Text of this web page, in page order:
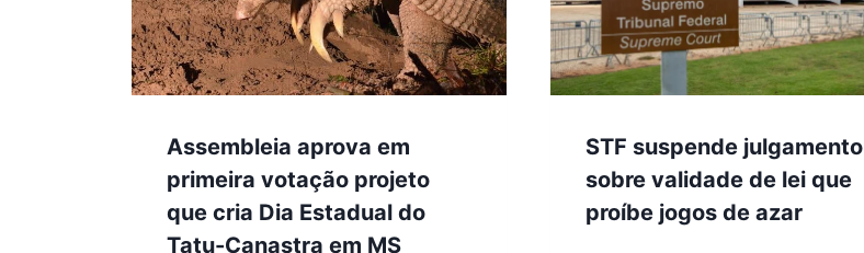
Assembleia aprova em
primeira votação projeto
que cria Dia Estadual do
Tatu-Canastra em MS
STF suspende julgamento
sobre validade de lei que
proíbe jogos de azar